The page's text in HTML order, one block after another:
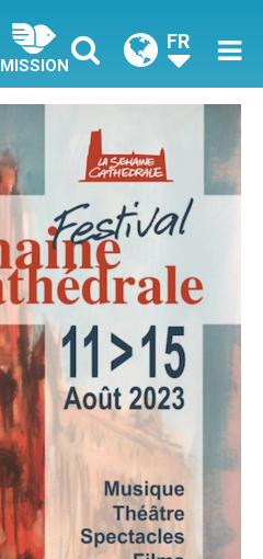
MISSION
FR